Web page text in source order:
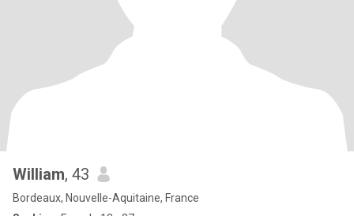
William, 43
Bordeaux, Nouvelle-Aquitaine, France